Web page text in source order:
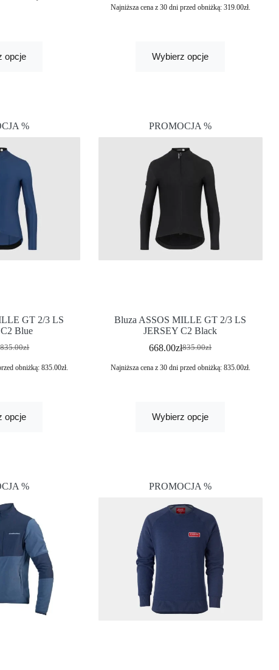
opcje
Najniższa cena z 30 dni przed obniżką: 319.00zł.
Wybierz opcje
%
GT 2/3 LS
Blue
835.00zł
obniżką: 835.00zł.
opcje
PROMOCJA %
Bluza ASSOS MILLE GT 2/3 LS
JERSEY C2 Black
835.00zł
668.00zł
Najniższa cena z 30 dni przed obniżką: 835.00zł.
Wybierz opcje
% PROMOCJA %